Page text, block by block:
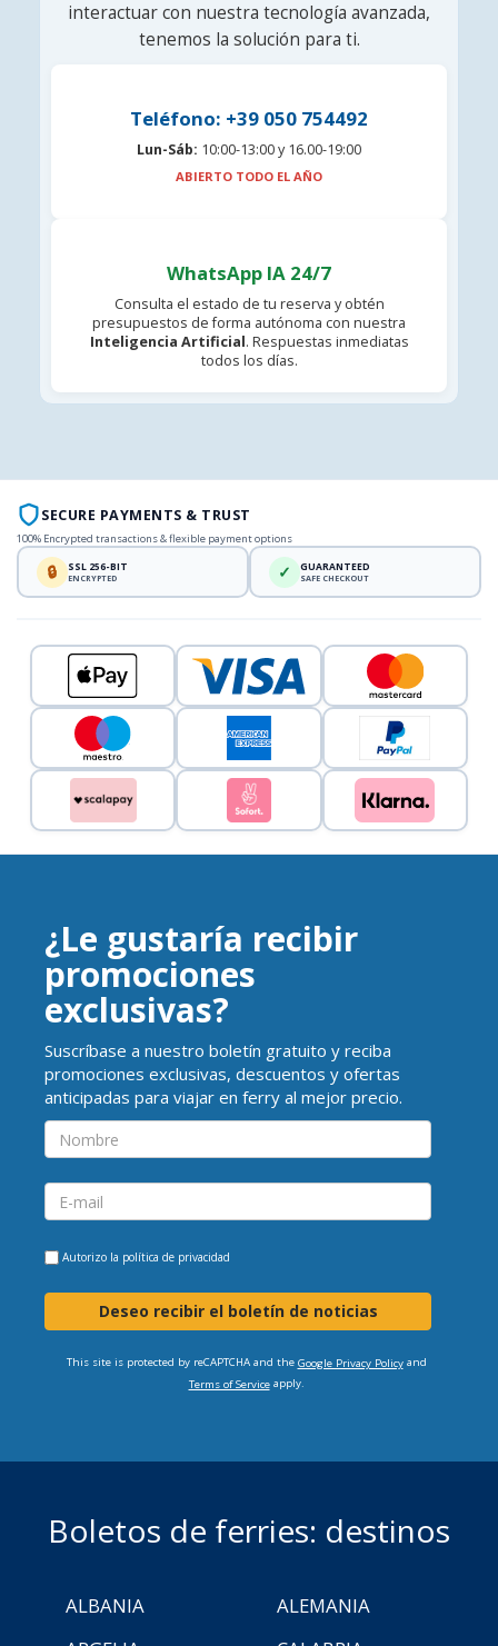
interactuar con nuestra tecnología avanzada,
tenemos la solución para ti.
Teléfono: +39 050 754492
Lun-Sáb: 10:00-13:00 y 16.00-19:00
ABIERTO TODO EL AÑO
WhatsApp IA 24/7
Consulta el estado de tu reserva y obtén
presupuestos de forma autónoma con nuestra
Inteligencia Artificial. Respuestas inmediatas
todos los días.
SECURE PAYMENTS & TRUST
100% Encrypted transactions & flexible payment options
🔒 SSL 256-BIT
ENCRYPTED ✓ GUARANTEED
SAFE CHECKOUT
¿Le gustaría recibir
promociones
exclusivas?
Suscríbase a nuestro boletín gratuito y reciba
promociones exclusivas, descuentos y ofertas
anticipadas para viajar en ferry al mejor precio.
Autorizo la política de privacidad
Deseo recibir el boletín de noticias
This site is protected by reCAPTCHA and the Google Privacy Policyand
Terms of Serviceapply.
Boletos de ferries: destinos
ALBANIA
ALEMANIA